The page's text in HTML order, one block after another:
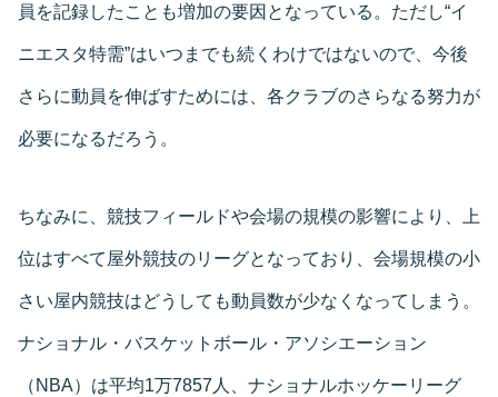
員を記録したことも増加の要因となっている。ただし“イ
ニエスタ特需”はいつまでも続くわけではないので、今後
さらに動員を伸ばすためには、各クラブのさらなる努力が
必要になるだろう。
ちなみに、競技フィールドや会場の規模の影響により、上
位はすべて屋外競技のリーグとなっており、会場規模の小
さい屋内競技はどうしても動員数が少なくなってしまう。
ナショナル・バスケットボール・アソシエーション
（NBA）は平均1万7857人、ナショナルホッケーリーグ